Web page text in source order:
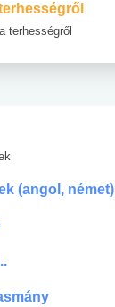
terhességről
(angol, német)